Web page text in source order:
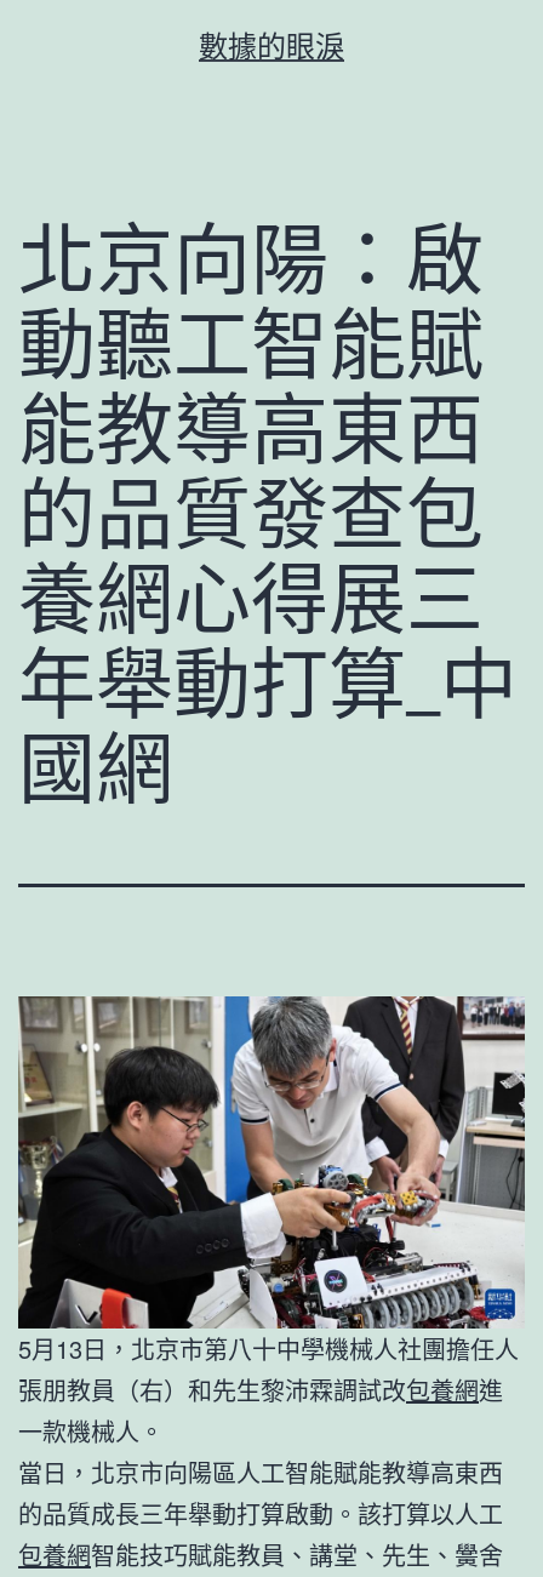
數據的眼淚
北京向陽：啟
動聽工智能賦
能教導高東西
的品質發查包
養網心得展三
年舉動打算_中
國網
5月13日，北京市第八十中學機械人社團擔任人
張朋教員（右）和先生黎沛霖調試改包養網進
一款機械人。
當日，北京市向陽區人工智能賦能教導高東西
的品質成長三年舉動打算啟動。該打算以人工
包養網智能技巧賦能教員、講堂、先生、黌舍